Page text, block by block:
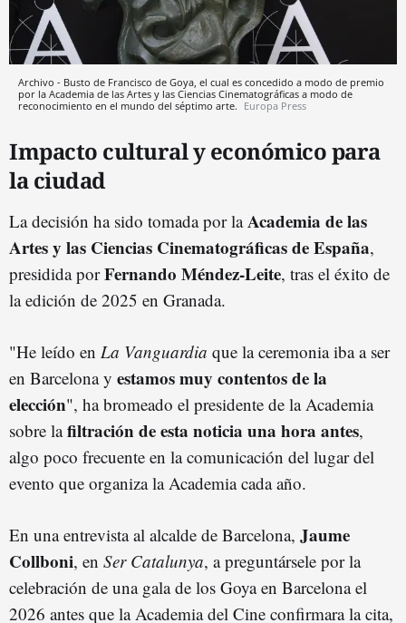
Archivo - Busto de Francisco de Goya, el cual es concedido a modo de premio
por la Academia de las Artes y las Ciencias Cinematográficas a modo de
reconocimiento en el mundo del séptimo arte. Europa Press
Impacto cultural y económico para
la ciudad
La decisión ha sido tomada por laAcademia de las
Artes y las Ciencias Cinematográficas de España,
presidida porFernando Méndez-Leite, tras el éxito de
la edición de 2025 en Granada.
"He leído en La Vanguardia que la ceremonia iba a ser
en Barcelona y estamos muy contentos de la
elección", ha bromeado el presidente de la Academia
sobre lafiltración de esta noticia una hora antes,
algo poco frecuente en la comunicación del lugar del
evento que organiza la Academia cada año.
En una entrevista al alcalde de Barcelona, Jaume
Collboni, en Ser Catalunya, a preguntársele por la
celebración de una gala de los Goya en Barcelona el
2026 antes que la Academia del Cine confirmara la cita,